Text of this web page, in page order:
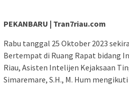
PEKANBARU | Tran7riau.com
Rabu tanggal 25 Oktober 2023
Bertempat di Ruang Rapat bidang
Riau, Asisten Intelijen Kejaksaan
Simaremare, S.H., M. Hum